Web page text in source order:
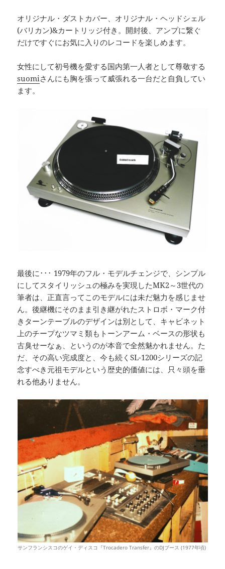
オリジナル・ダストカバー、オリジナル・ヘッドシェル
(バリカン)&カートリッジ付き。開封後、アンプに繋ぐ
だけですぐにお気に入りのレコードを楽しめます。
女性にして初号機を愛する国内第一人者として尊敬する
suomiさんにも胸を張って威張れる一台だと自負してい
ます。
最後に･･･ 1979年のフル・モデルチェンジで、シンプル
にしてスタイリッシュの極みを実現したMK2～3世代の
筆者は、正直言ってこのモデルには未だ魅力を感じませ
ん。後継機にそのまま引き継がれたストロボ・マーク付
きターンテーブルのデザインは別として、キャビネット
上のチープなツマミ類もトーンアーム・ベースの形状も
古臭せーなぁ、というのが本音で全然魅かれません。た
だ、その高い完成度と、今も続くSL-1200シリーズの記
念すべき元祖モデルという歴史的価値には、只々頭を垂
れる他ありません。
サンフランシスコのゲイ・ディスコ『Trocadero Transfer』のDJブース (1977年頃)